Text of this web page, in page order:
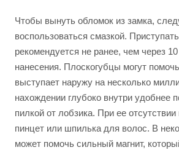
Чтобы вынуть обломок из замка,
воспользоваться смазкой.
рекомендуется не ранее, чем через
нанесения. Плоскогубцы могут
выступает наружу на несколько
нахождении глубоко внутри удобнее
пилкой от лобзика. При ее
пинцет или шпилька для волос. В
может помочь сильный магнит,